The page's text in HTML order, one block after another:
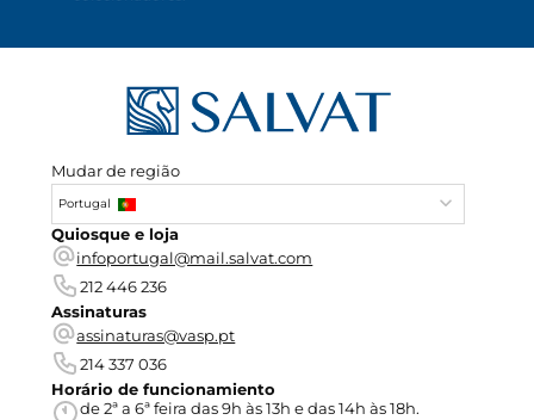
Mudar de região
Portugal
Quiosque e loja
infoportugal@mail.salvat.com
212 446 236
Assinaturas
assinaturas@vasp.pt
214 337 036
Horário de funcionamiento
de 2ª a 6ª feira das 9h às 13h e das 14h às 18h.